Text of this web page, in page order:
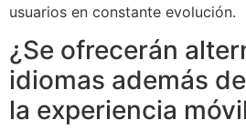
usuarios en constante evolución.
¿Se ofrecerán
idiomas además
la experiencia